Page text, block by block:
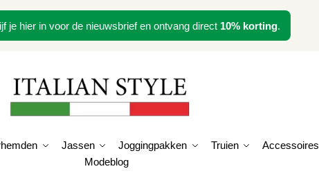
je hier in voor de nieuwsbrief en ontvang direct 10% korting.
Jassen Joggingpakken Truien Accessoires
Modeblog